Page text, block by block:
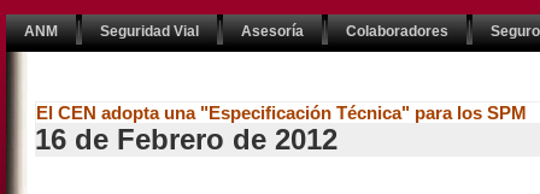
ANM Seguridad Vial Asesoría Colaboradores
El CEN adopta una "Especificación Técnica" para los SPM
16 de Febrero de 2012